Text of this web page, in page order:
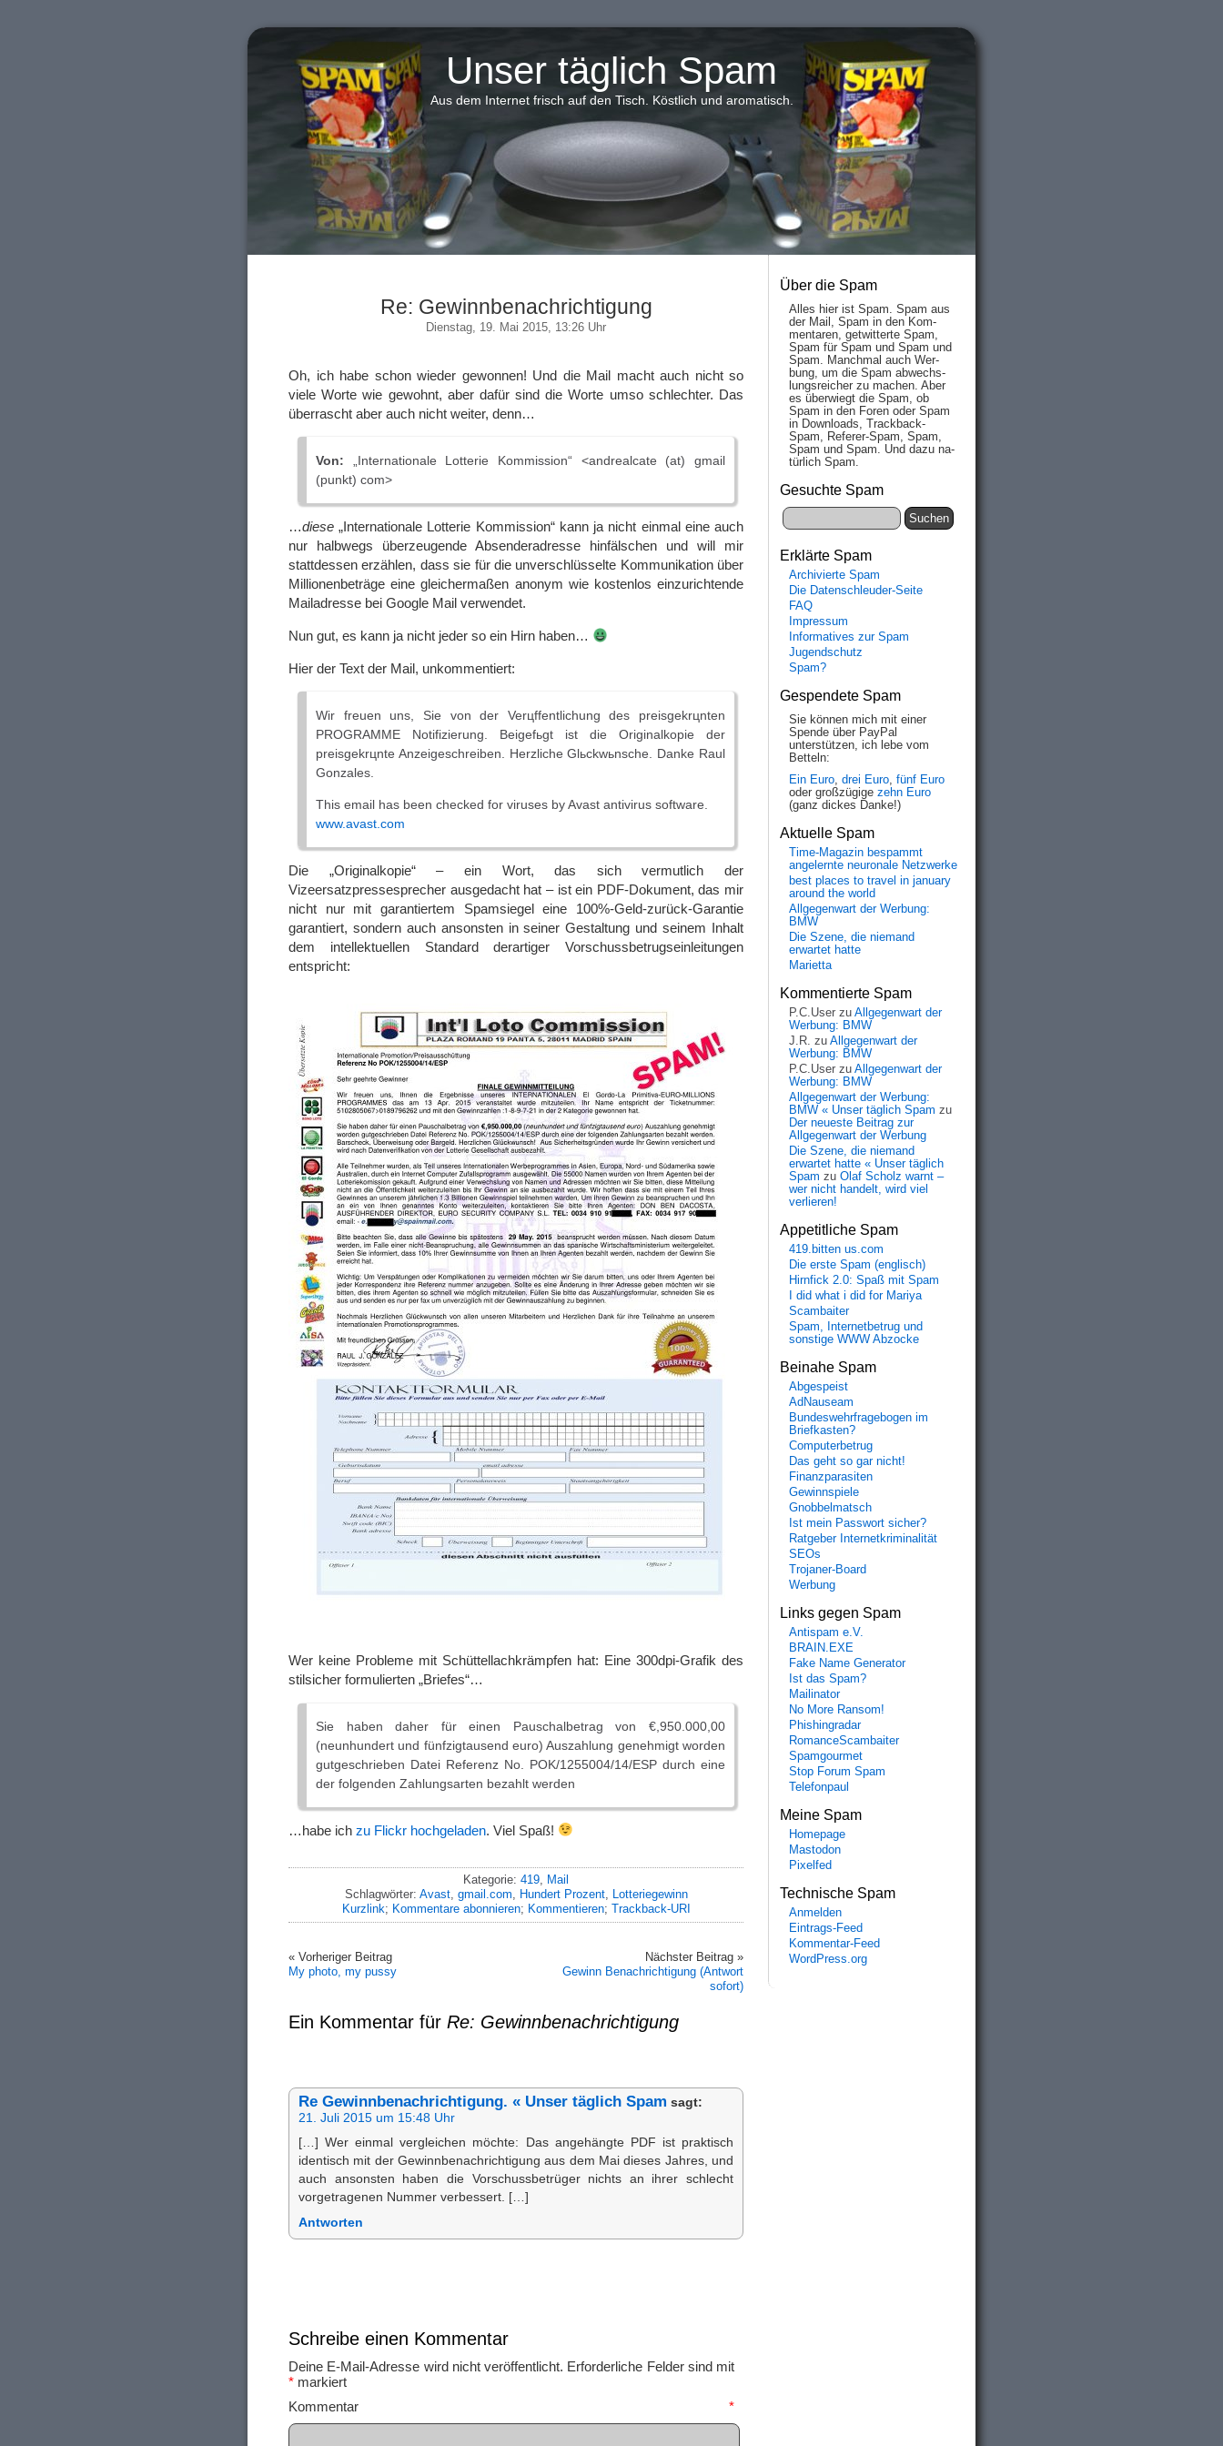
Unser täglich Spam
Aus dem Internet frisch auf den Tisch. Köstlich und aromatisch.
Re: Gewinnbenachrichtigung
Dienstag, 19. Mai 2015, 13:26 Uhr
Oh, ich habe schon wieder gewonnen! Und die Mail macht auch nicht so
viele Worte wie gewohnt, aber dafür sind die Worte umso schlechter. Das
überrascht aber auch nicht weiter, denn…
Von: „Internationale Lotterie Kommission“ <andrealcate (at) gmail
(punkt) com>
…diese „Internationale Lotterie Kommission“ kann ja nicht einmal eine auch
nur halbwegs überzeugende Absenderadresse hinfälschen und will mir
stattdessen erzählen, dass sie für die unverschlüsselte Kommunikation über
Millionenbeträge eine gleichermaßen anonym wie kostenlos einzurichtende
Mailadresse bei Google Mail verwendet.
Nun gut, es kann ja nicht jeder so ein Hirn haben…
Hier der Text der Mail, unkommentiert:
Wir freuen uns, Sie von der Verцffentlichung des preisgekrцnten
PROGRAMME Notifizierung. Beigefьgt ist die Originalkopie der
preisgekrцnte Anzeigeschreiben. Herzliche Glьckwьnsche. Danke Raul
Gonzales.
This email has been checked for viruses by Avast antivirus software.
www.avast.com
Die „Originalkopie“ – ein Wort, das sich vermutlich der
Vizeersatzpressesprecher ausgedacht hat – ist ein PDF-Dokument, das mir
nicht nur mit garantiertem Spamsiegel eine 100%-Geld-zurück-Garantie
garantiert, sondern auch ansonsten in seiner Gestaltung und seinem Inhalt
dem intellektuellen Standard derartiger Vorschussbetrugseinleitungen
entspricht:
Wer keine Probleme mit Schüttellachkrämpfen hat: Eine 300dpi-Grafik des
stilsicher formulierten „Briefes“…
Sie haben daher für einen Pauschalbetrag von €,950.000,00
(neunhundert und fünfzigtausend euro) Auszahlung genehmigt worden
gutgeschrieben Datei Referenz No. POK/1255004/14/ESP durch eine
der folgenden Zahlungsarten bezahlt werden
…habe ich zu Flickr hochgeladen. Viel Spaß!
Kategorie: 419
Mail
Schlagwörter: Avast, gmail.com Hundert Prozent,
Lotteriegewinn
Kurzlink; Kommentare abonnieren; Kommentieren; Trackback-URI
« Vorheriger Beitrag
My photo, my pussy
Nächster Beitrag »
Gewinn Benachrichtigung (Antwort
sofort)
Ein Kommentar für Re: Gewinnbenachrichtigung
Re Gewinnbenachrichtigung. « Unser täglich Spam sagt:
21. Juli 2015 um 15:48 Uhr
[…] Wer einmal vergleichen möchte: Das angehängte PDF ist praktisch
identisch mit der Gewinnbenachrichtigung aus dem Mai dieses Jahres, und
auch ansonsten haben die Vorschussbetrüger nichts an ihrer schlecht
vorgetragenen Nummer verbessert. […]
Antworten
Schreibe einen Kommentar
Deine E-Mail-Adresse wird nicht veröffentlicht. Erforderliche Felder sind mit
* markiert
Kommentar *
Über die Spam
Alles hier ist Spam. Spam aus
der Mail, Spam in den Kom­
men­taren, ge­twit­ter­te Spam,
Spam für Spam und Spam und
Spam. Manch­mal auch Wer­
bung, um die Spam ab­wechs­
lungs­reich­er zu mach­en. Aber
es über­wiegt die Spam, ob
Spam in den Fo­ren oder Spam
in Down­loads, Track­back-
Spam, Re­fe­rer-Spam, Spam,
Spam und Spam. Und da­zu na­
tür­lich Spam.
Gesuchte Spam
Erklärte Spam
Archivierte Spam
Die Datenschleuder-Seite
FAQ
Impressum
Informatives zur Spam
Jugendschutz
Spam?
Gespendete Spam
Sie können mich mit einer
Spende über PayPal
unterstützen, ich lebe vom
Betteln:
Ein Euro, drei Euro, fünf Euro
oder großzügige zehn Euro
(ganz dickes Danke!)
Aktuelle Spam
Time-Magazin bespammt
angelernte neuronale Netzwerke
best places to travel in january
around the world
Allgegenwart der Werbung:
BMW
Die Szene, die niemand
erwartet hatte
Marietta
Kommentierte Spam
P.C.User zu Allgegenwart der
Werbung: BMW
J.R. zu Allgegenwart der
Werbung: BMW
P.C.User zu Allgegenwart der
Werbung: BMW
Allgegenwart der Werbung:
BMW « Unser täglich Spam zu
Der neueste Beitrag zur
Allgegenwart der Werbung
Die Szene, die niemand
erwartet hatte « Unser täglich
Spam zu Olaf Scholz warnt –
wer nicht handelt, wird viel
verlieren!
Appetitliche Spam
419.bitten us.com
Die erste Spam (englisch)
Hirnfick 2.0: Spaß mit Spam
I did what i did for Mariya
Scambaiter
Spam, Internetbetrug und
sonstige WWW Abzocke
Beinahe Spam
Abgespeist
AdNauseam
Bundeswehrfragebogen im
Briefkasten?
Computerbetrug
Das geht so gar nicht!
Finanzparasiten
Gewinnspiele
Gnobbelmatsch
Ist mein Passwort sicher?
Ratgeber Internetkriminalität
SEOs
Trojaner-Board
Werbung
Links gegen Spam
Antispam e.V.
BRAIN.EXE
Fake Name Generator
Ist das Spam?
Mailinator
No More Ransom!
Phishingradar
RomanceScambaiter
Spamgourmet
Stop Forum Spam
Telefonpaul
Meine Spam
Homepage
Mastodon
Pixelfed
Technische Spam
Anmelden
Eintrags-Feed
Kommentar-Feed
WordPress.org